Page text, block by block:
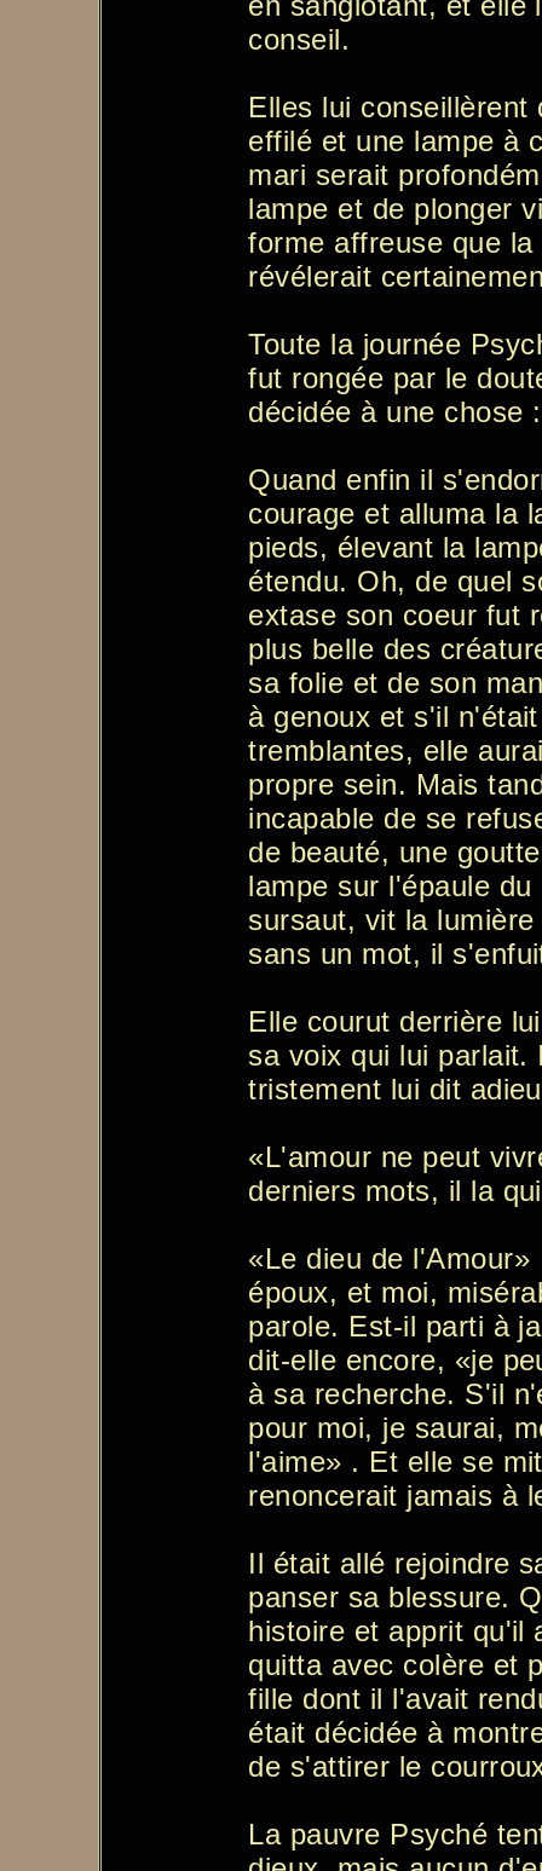
conseil.
Elles lui conseillèrent
effilé et une lampe à
mari serait
lampe et de plonger
forme affreuse que
révélerait
Toute la journée
fut rongée par le
décidée à une chose
Quand enfin il
courage et alluma la
pieds, élevant la
étendu. Oh, de quel
extase son coeur fut
plus belle des
sa folie et de son
à genoux et s'il
tremblantes, elle
propre sein. Mais
incapable de se
de beauté, une
lampe sur l'épaule
sursaut, vit la
sans un mot, il
Elle courut derrière
sa voix qui lui parlait.
tristement lui dit
«L'amour ne peut
derniers mots, il la
«Le dieu de
époux, et moi,
parole. Est-il parti à
dit-elle encore, «je
à sa recherche. S'il
pour moi, je saurai,
l'aime» . Et elle se
renoncerait jamais à
Il était allé rejoindre
panser sa blessure.
histoire et apprit qu'il
quitta avec colère et
fille dont il l'avait
était décidée à
de s'attirer le
La pauvre Psyché